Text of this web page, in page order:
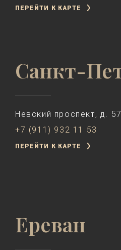
ПЕРЕЙТИ К КАРТЕ
Санкт-
Невский проспект, д.
+7 (911) 932 11 53
ПЕРЕЙТИ К КАРТЕ
Ереван